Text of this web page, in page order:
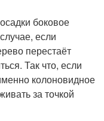
боковое
если
перестаёт
Так что, если
колоновидное
за точкой